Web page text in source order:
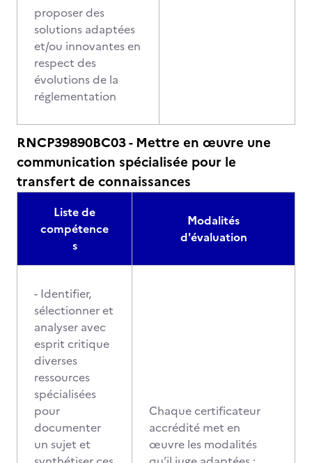
proposer des
solutions adaptées
et/ou innovantes en
respect des
évolutions de la
réglementation
RNCP39890BC03 - Mettre en œuvre une
communication spécialisée pour le
transfert de connaissances
Liste de
compétence
s
Modalités
d'évaluation
- Identifier,
sélectionner et
analyser avec
esprit critique
diverses
ressources
spécialisées
pour
documenter
un sujet et
Chaque certificateur
accrédité met en
œuvre les modalités